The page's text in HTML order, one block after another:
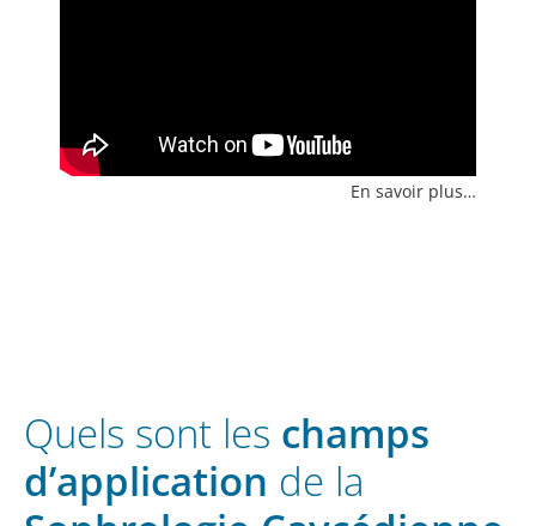
En savoir plus…
Quels sont les champs
d’application de la